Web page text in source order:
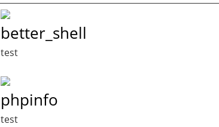
better_shell
test
phpinfo
test